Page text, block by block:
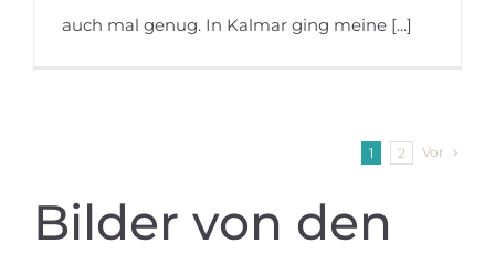
auch mal genug. In Kalmar ging meine [...]
1 2 Vor
Bilder von den